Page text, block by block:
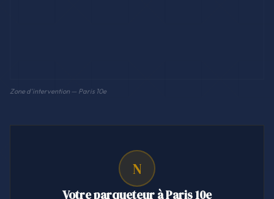
Zone d'intervention — Paris 10e
N
Votre parqueteur à Paris 10e